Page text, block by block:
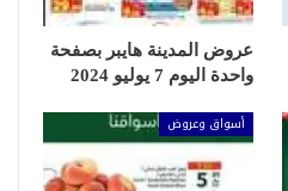
عروض المدينة هايبر بصفحة
واحدة اليوم 7 يوليو 2024
أسواق وعروض